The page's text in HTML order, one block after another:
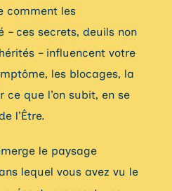
comment les
ces secrets, deuils non
– influencent votre
les blocages, la
que l’on subit, en se
l’Être.
le paysage
lequel vous avez vu le